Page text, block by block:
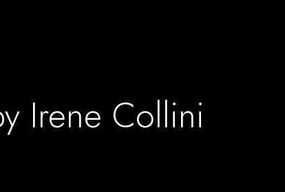
Irene Collini